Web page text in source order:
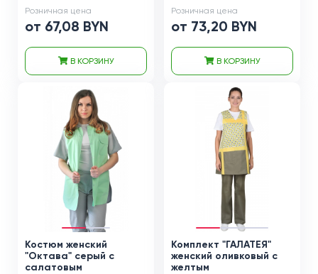
Розничная цена
от 67,08 BYN
В КОРЗИНУ
Розничная цена
от 73,20 BYN
В КОРЗИНУ
Костюм женский
"Октава" серый с
салатовым
Комплект "ГАЛАТЕЯ"
женский оливковый с
желтым